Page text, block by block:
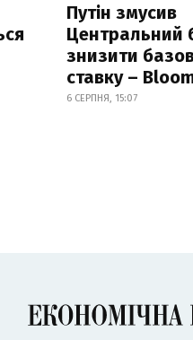
Путін змусив
Центральний
знизити
ставку –
6 СЕРПНЯ, 15:07